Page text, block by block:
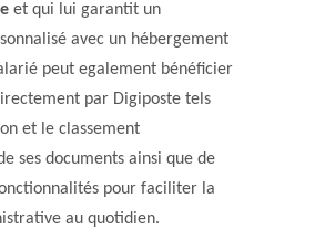
et qui lui garantit un
avec un hébergement
peut egalement bénéficier
par Digiposte tels
et le classement
ses documents ainsi que de
pour faciliter la
au quotidien.